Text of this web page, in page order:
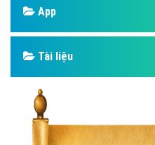
App
Tài liệu